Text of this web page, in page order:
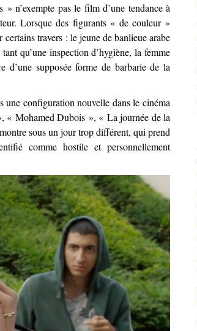
n’exempte pas le film d’une tendance à
Lorsque des figurants « de couleur »
certains travers : le jeune de banlieue arabe
qu’une inspection d’hygiène, la femme
d’une supposée forme de barbarie de la
une configuration nouvelle dans le cinéma
« Mohamed Dubois », « La journée de la
sous un jour trop différent, qui prend
comme hostile et personnellement